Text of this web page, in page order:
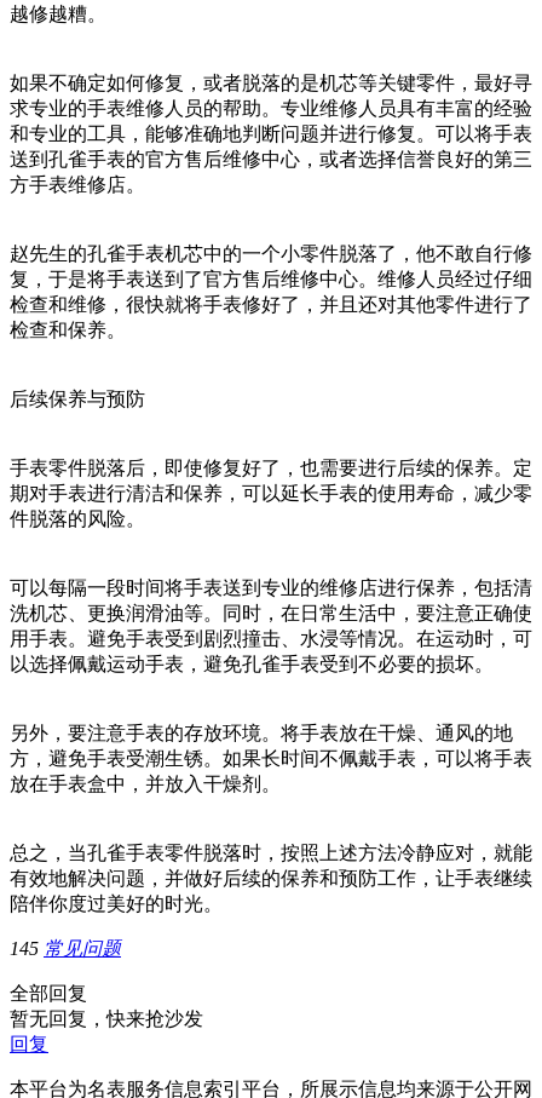
越修越糟。
如果不确定如何修复，或者脱落的是机芯等关键零件，最好寻
求专业的手表维修人员的帮助。专业维修人员具有丰富的经验
和专业的工具，能够准确地判断问题并进行修复。可以将手表
送到孔雀手表的官方售后维修中心，或者选择信誉良好的第三
方手表维修店。
赵先生的孔雀手表机芯中的一个小零件脱落了，他不敢自行修
复，于是将手表送到了官方售后维修中心。维修人员经过仔细
检查和维修，很快就将手表修好了，并且还对其他零件进行了
检查和保养。
后续保养与预防
手表零件脱落后，即使修复好了，也需要进行后续的保养。定
期对手表进行清洁和保养，可以延长手表的使用寿命，减少零
件脱落的风险。
可以每隔一段时间将手表送到专业的维修店进行保养，包括清
洗机芯、更换润滑油等。同时，在日常生活中，要注意正确使
用手表。避免手表受到剧烈撞击、水浸等情况。在运动时，可
以选择佩戴运动手表，避免孔雀手表受到不必要的损坏。
另外，要注意手表的存放环境。将手表放在干燥、通风的地
方，避免手表受潮生锈。如果长时间不佩戴手表，可以将手表
放在手表盒中，并放入干燥剂。
总之，当孔雀手表零件脱落时，按照上述方法冷静应对，就能
有效地解决问题，并做好后续的保养和预防工作，让手表继续
陪伴你度过美好的时光。
145 常见问题
全部回复
暂无回复，快来抢沙发
回复
本平台为名表服务信息索引平台，所展示信息均来源于公开网